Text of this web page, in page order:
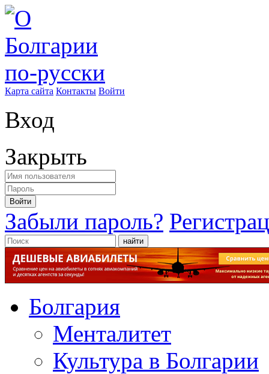
Карта сайта Контакты Войти
Вход
Закрыть
Войти
Забыли пароль?
найти
Болгария
Менталитет
Культура в Болгарии